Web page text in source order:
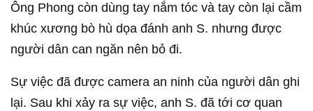
Ông Phong còn dùng tay nắm tóc và tay còn lại cầm
khúc xương bò hù dọa đánh anh S. nhưng được
người dân can ngăn nên bỏ đi.
Sự việc đã được camera an ninh của người dân ghi
lại. Sau khi xảy ra sự việc, anh S. đã tới cơ quan